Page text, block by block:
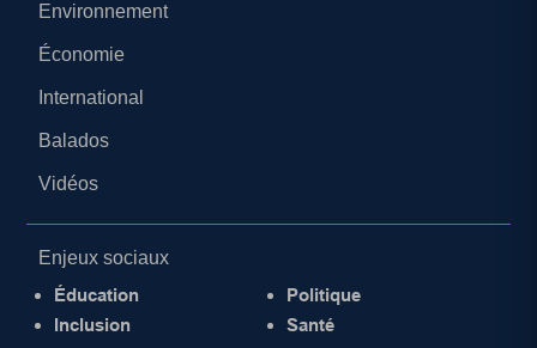
Environnement
Économie
International
Balados
Vidéos
Enjeux sociaux
Éducation
Inclusion
Politique
Santé